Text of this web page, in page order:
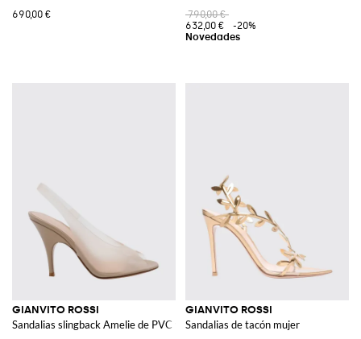
690,00 €
790,00 €
632,00 €
-20%
GIANVITO ROSSI
Sandalias slingback Amelie de PVC y piel con tacón alto
GIANVITO ROSSI
Sandalias de tacón mujer